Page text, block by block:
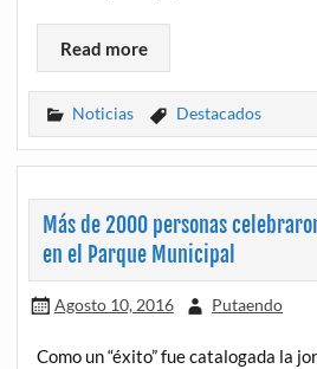
Read more
Noticias Destacados
Más de 2000 personas
en el Parque Municipal
Agosto 10, 2016 Putaendo
Como un “éxito” fue catalogada la